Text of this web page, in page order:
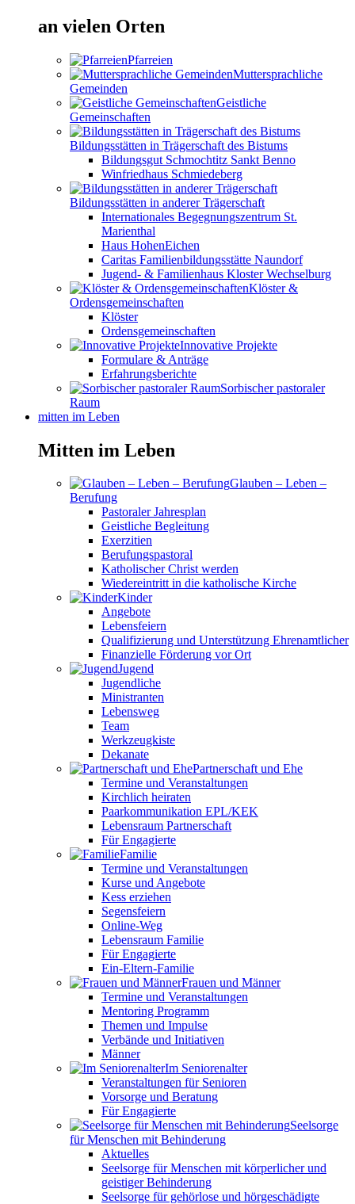
an vielen Orten
Pfarreien
Muttersprachliche
Gemeinden
Geistliche
Gemeinschaften
Bildungsstätten in Trägerschaft des Bistums
Bildungsgut Schmochtitz Sankt Benno
Winfriedhaus Schmiedeberg
Bildungsstätten in anderer Trägerschaft
Internationales Begegnungszentrum St.
Marienthal
Haus HohenEichen
Caritas Familienbildungsstätte Naundorf
Jugend- & Familienhaus Kloster Wechselburg
Klöster &
Ordensgemeinschaften
Klöster
Ordensgemeinschaften
Innovative Projekte
Formulare & Anträge
Erfahrungsberichte
Sorbischer pastoraler
Raum
mitten im Leben
Mitten im Leben
Glauben – Leben –
Berufung
Pastoraler Jahresplan
Geistliche Begleitung
Exerzitien
Berufungspastoral
Katholischer Christ werden
Wiedereintritt in die katholische Kirche
Kinder
Angebote
Lebensfeiern
Qualifizierung und Unterstützung Ehrenamtlicher
Finanzielle Förderung vor Ort
Jugend
Jugendliche
Ministranten
Lebensweg
Team
Werkzeugkiste
Dekanate
Partnerschaft und Ehe
Termine und Veranstaltungen
Kirchlich heiraten
Paarkommunikation EPL/KEK
Lebensraum Partnerschaft
Für Engagierte
Familie
Termine und Veranstaltungen
Kurse und Angebote
Kess erziehen
Segensfeiern
Online-Weg
Lebensraum Familie
Für Engagierte
Ein-Eltern-Familie
Frauen und Männer
Termine und Veranstaltungen
Mentoring Programm
Themen und Impulse
Verbände und Initiativen
Männer
Im Seniorenalter
Veranstaltungen für Senioren
Vorsorge und Beratung
Für Engagierte
Seelsorge
für Menschen mit Behinderung
Aktuelles
Seelsorge für Menschen mit körperlicher und
geistiger Behinderung
Seelsorge für gehörlose und hörgeschädigte